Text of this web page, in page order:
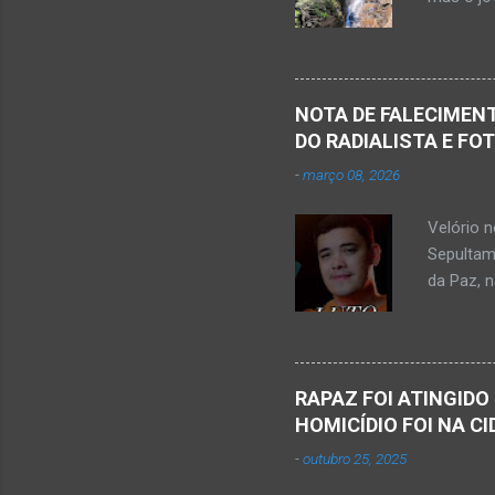
Mato
feira,
Minas.
Rosa,
NOTA DE
DO RADIALISTA E
-março 08, 2026
Velório
da Paz,
desse
Nardone
Sílvio da
RAPAZ FOI
HOMICÍDIO FOI NA
-outubro 25, 2025